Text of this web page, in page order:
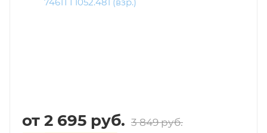
от 2 695 руб. 3 849 руб.